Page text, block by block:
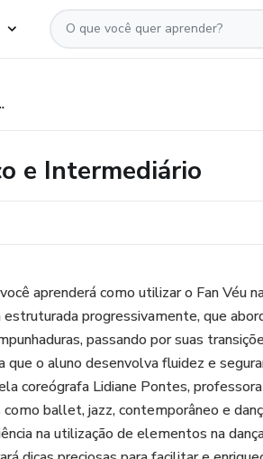
e Intermediário
aprenderá como utilizar o Fan Véu
progressivamente, que
passando por suas
que o aluno desenvolva fluidez e
coreógrafa Lidiane Pontes,
ballet, jazz, contemporâneo e
na utilização de elementos na